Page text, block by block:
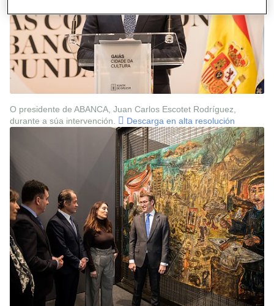
O presidente de ABANCA, Juan Carlos Escotet Rodríguez,
durante a súa intervención.
Descarga en alta resolución